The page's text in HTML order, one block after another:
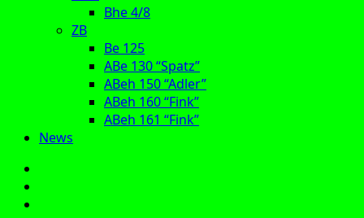
Bhe 4/8
ZB
Be 125
ABe 130 “Spatz”
ABeh 150 “Adler”
ABeh 160 “Fink”
ABeh 161 “Fink”
News